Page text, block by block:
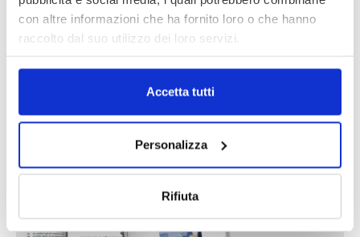
con altre informazioni che ha fornito loro o che hanno
raccolto dal suo utilizzo dei loro servizi.
Accetta tutti
Personalizza
Rifiuta
MAGNIFICA HUMANITAS (l’impatto
dell’IA sul futuro e oltre)
IL MENSILE ASSINEWS LUGLIO-